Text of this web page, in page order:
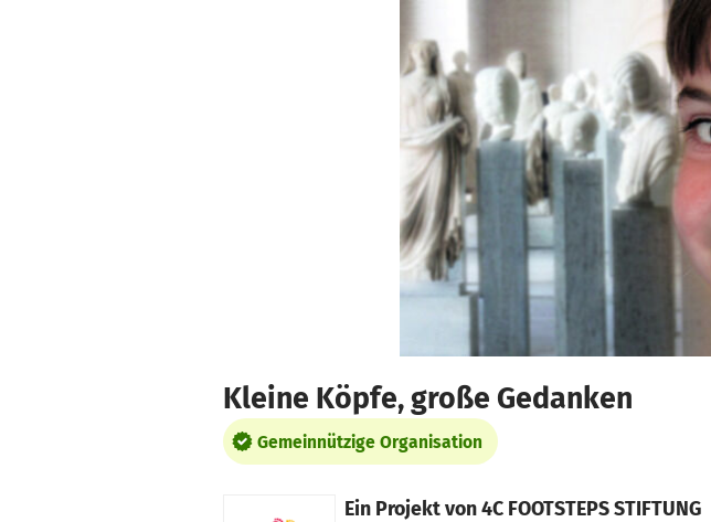
Kleine Köpfe, große Gedanken
Gemeinnützige Organisation
Ein Projekt von4C FOOTSTEPS STIFTUNG